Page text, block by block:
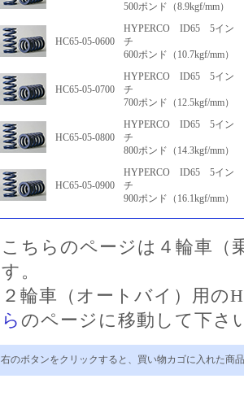
500ポンド（8.9kgf/mm）
HC65-05-0600
HYPERCO ID65 5イン
チ
600ポンド（10.7kgf/mm）
HC65-05-0700
HYPERCO ID65 5イン
チ
700ポンド（12.5kgf/mm）
HC65-05-0800
HYPERCO ID65 5イン
チ
800ポンド（14.3kgf/mm）
HC65-05-0900
HYPERCO ID65 5イン
チ
900ポンド（16.1kgf/mm）
こちらのページは４輪車（
す。
２輪車（オートバイ）用の
ら のページに移動して下さ
右のボタンをクリックすると、買い物カゴに入れた商